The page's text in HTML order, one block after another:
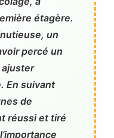
étagère.
un
percé un
ajuster
En suivant
de
réussi et tiré